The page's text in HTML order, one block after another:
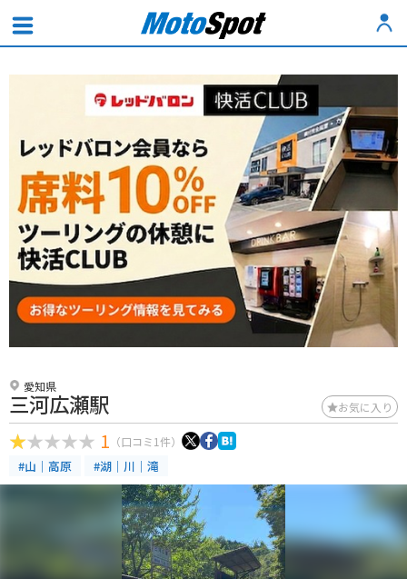
愛知県
三河広瀬駅 お気に入り
1 （口コミ1件）
#山｜高原 #湖｜川｜滝